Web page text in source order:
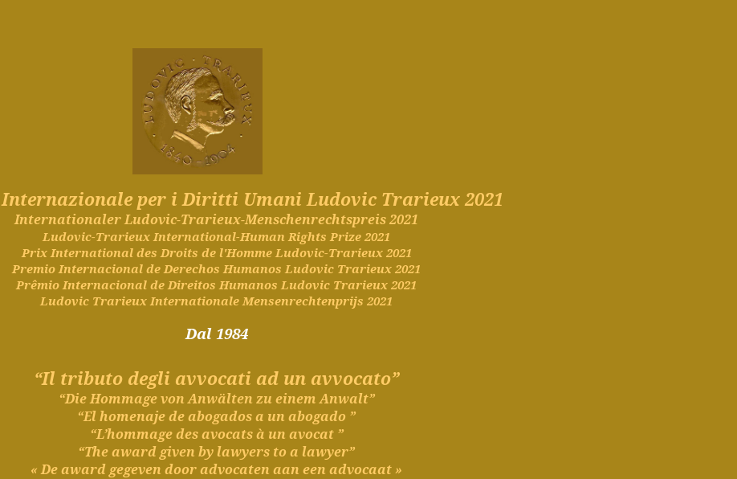
Internazionaleper i Diritti Umani Ludovic Trarieux 2021
InternationalerLudovic-Trarieux-Menschenrechtspreis2021
Ludovic-Trarieux International-Human Rights Prize 2021
Prix International des Droits de l'Homme Ludovic-Trarieux 2021
Premio Internacional deDerechos Humanos Ludovic Trarieux 2021
Prêmio Internacional deDireitos Humanos Ludovic Trarieux 2021
Ludovic Trarieux InternationaleMensenrechtenprijs 2021
Dal 1984
“Il tributo degli avvocati ad un avvocato”
“Die Hommage von Anwälten zu einem Anwalt”
“Elhomenajedeabogadosa unabogado ”
“L’hommage des avocats à un avocat ”
“The award given by lawyers to a lawyer”
« Deaward gegeven dooradvocaten aan een advocaat»